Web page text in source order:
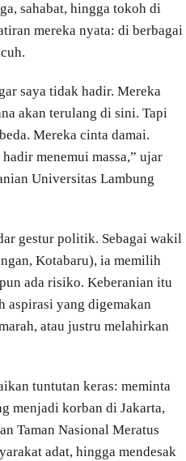
sahabat, hingga tokoh di
mereka nyata: di berbagai
saya tidak hadir. Mereka
akan terulang di sini. Tapi
Mereka cinta damai.
menemui massa,” ujar
Universitas Lambung
gestur politik. Sebagai wakil
Kotabaru), ia memilih
ada risiko. Keberanian itu
aspirasi yang digemakan
atau justru melahirkan
tuntutan keras: meminta
menjadi korban di Jakarta,
Taman Nasional Meratus
adat, hingga mendesak